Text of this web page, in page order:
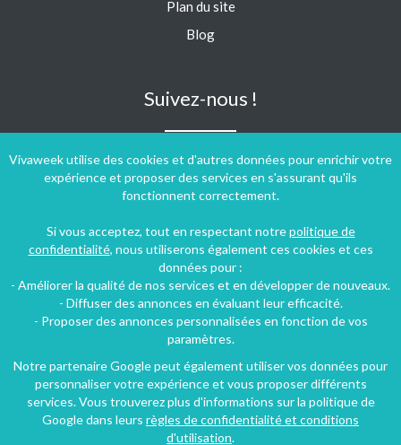
Vivaweek utilise des cookies et d'autres données pour enrichir votre
expérience et proposer des services en s'assurant qu'ils
fonctionnent correctement.
Si vous acceptez, tout en respectant notrepolitique de
confidentialité, nous utiliserons également ces cookies et ces
données pour :
- Améliorer la qualité de nos services et en développer de nouveaux.
- Diffuser des annonces en évaluant leur efficacité.
- Proposer des annonces personnalisées en fonction de vos
paramètres.
Notre partenaire Google peut également utiliser vos données pour
personnaliser votre expérience et vous proposer différents
services. Vous trouverez plus d'informations sur la politique de
Google dans leurs règles de confidentialité et conditions
d'utilisation.
Plan du site
Blog
Suivez-nous !
Conditions générales d'utilisation- Politique de confidentialité
Copyright © 2009 ‐ 2026 Vivaweek ‐ Tous droits réservés ‐
Dernière mise à jour du site : 06 août 2026